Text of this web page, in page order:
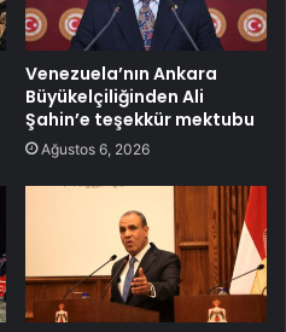
Venezuela’nın Ankara
Büyükelçiliğinden Ali
Şahin’e teşekkür mektubu
Ağustos 6, 2026